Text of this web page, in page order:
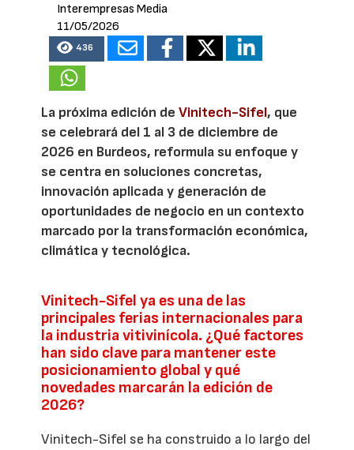
Interempresas Media
11/05/2026
436
La próxima edición deVinitech-Sifel, que
se celebrará del 1 al 3 de diciembre de
2026 en Burdeos, reformula su enfoque y
se centra en soluciones concretas,
innovación aplicada y generación de
oportunidades de negocio en un contexto
marcado por la transformación económica,
climática y tecnológica.
Vinitech-Sifel ya es una de las
principales ferias internacionales para
la industria vitivinícola. ¿Qué factores
han sido clave para mantener este
posicionamiento global y qué
novedades marcarán la edición de
2026?
Vinitech-Sifel se ha construido a lo largo del